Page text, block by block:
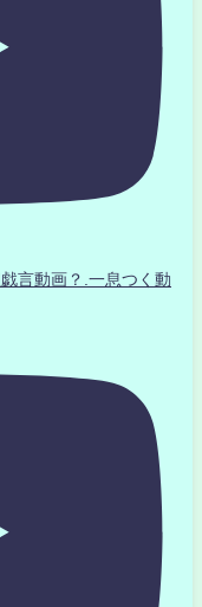
言動画？.一息つく動